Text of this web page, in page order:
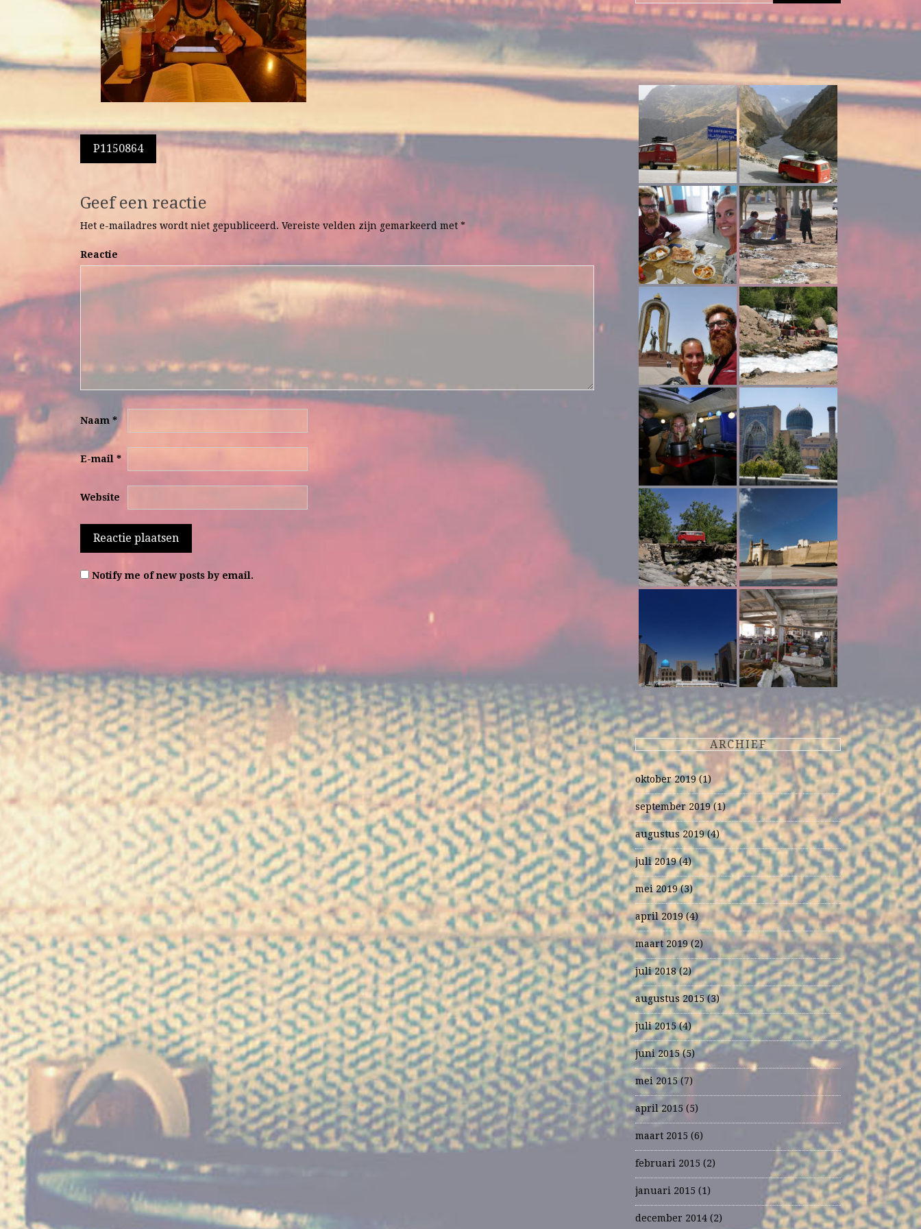
Berichtnavigatie
P1150864
Geef een reactie
Het e-mailadres wordt niet gepubliceerd. Vereiste velden zijn gemarkeerd met *
Reactie
Naam *
E-mail *
Website
Notify me of new posts by email.
ARCHIEF
oktober 2019(1)
september 2019(1)
augustus 2019(4)
juli 2019(4)
mei 2019(3)
april 2019(4)
maart 2019(2)
juli 2018(2)
augustus 2015(3)
juli 2015(4)
juni 2015(5)
mei 2015(7)
april 2015 (5)
maart 2015 (6)
februari 2015 (2)
januari 2015 (1)
december 2014 (2)